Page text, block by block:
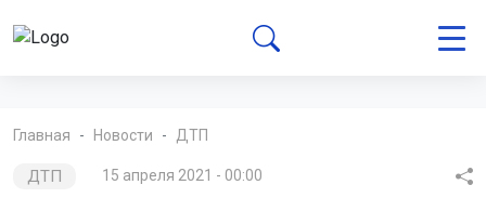
Главная Новости ДТП
ДТП 15 апреля 2021 - 00:00